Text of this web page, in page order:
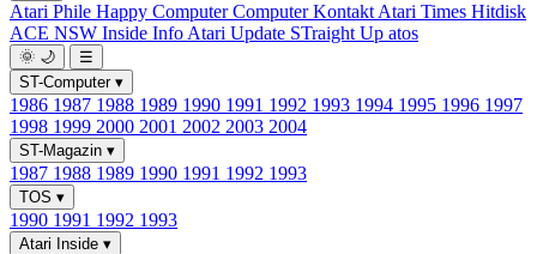
Atari Phile Happy ComputerComputer Kontakt Atari Times Hitdisk
ACE NSW Inside Info Atari Update STraight Up atos
🌞 🌙
☰
ST-Computer ▾
1986 1987 1988 1989 1990 1991 1992 1993 1994 1995 1996 1997
1998 1999 2000 2001 2002 2003 2004
ST-Magazin ▾
1987 1988 1989 1990 1991 1992 1993
TOS ▾
1990 1991 1992 1993
Atari Inside ▾